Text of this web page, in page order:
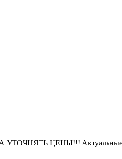
УТОЧНЯТЬ ЦЕНЫ!!! Актуальные